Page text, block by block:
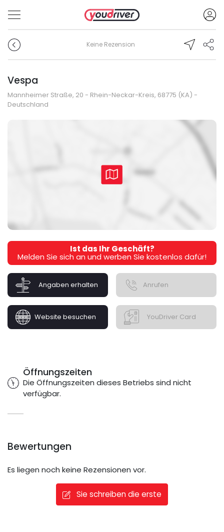
Keine Rezension
Vespa
Mannheimer Straße, 20 - Rhein-Neckar-Kreis, 68775 (KA) -
Deutschland
Ist das Ihr Geschäft?
Melden Sie sich an und werben Sie kostenlos dafür!
Angaben erhalten Anrufen
Website besuchen YouDriver Card
Öffnungszeiten
Die Öffnungszeiten dieses Betriebs sind nicht
verfügbar.
Bewertungen
Es liegen noch keine Rezensionen vor.
Sie schreiben die erste